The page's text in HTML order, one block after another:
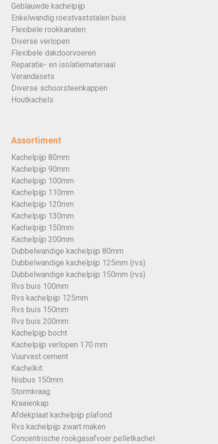
Geblauwde kachelpijp
Enkelwandig roestvaststalen buis
Flexibele rookkanalen
Diverse verlopen
Flexibele dakdoorvoeren
Reparatie- en isolatiemateriaal
Verandasets
Diverse schoorsteenkappen
Houtkachels
Assortiment
Kachelpijp 80mm
Kachelpijp 90mm
Kachelpijp 100mm
Kachelpijp 110mm
Kachelpijp 120mm
Kachelpijp 130mm
Kachelpijp 150mm
Kachelpijp 200mm
Dubbelwandige kachelpijp 80mm
Dubbelwandige kachelpijp 125mm (rvs)
Dubbelwandige kachelpijp 150mm (rvs)
Rvs buis 100mm
Rvs kachelpijp 125mm
Rvs buis 150mm
Rvs buis 200mm
Kachelpijp bocht
Kachelpijp verlopen 170 mm
Vuurvast cement
Kachelkit
Nisbus 150mm
Stormkraag
Kraaienkap
Afdekplaat kachelpijp plafond
Rvs kachelpijp zwart maken
Concentrische rookgasafvoer pelletkachel